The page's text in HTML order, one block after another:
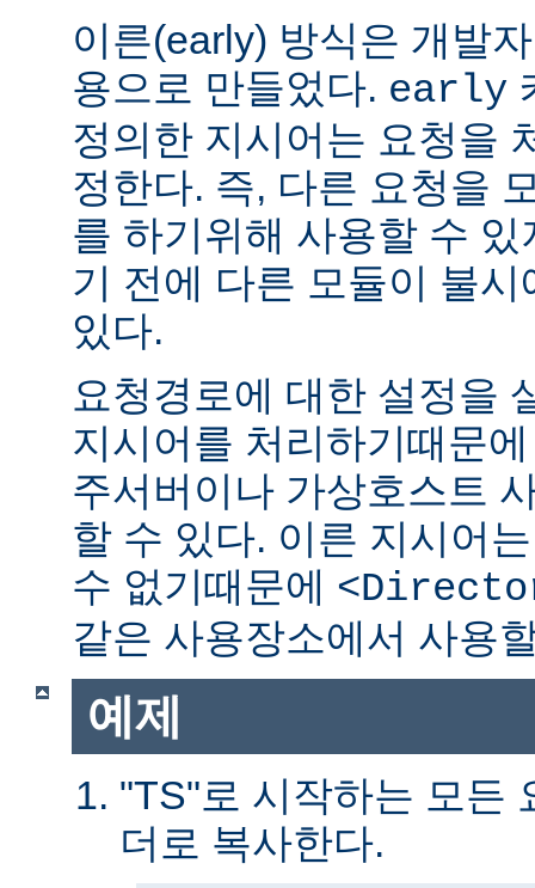
이른(early) 방식은 개발
용으로 만들었다. early
정의한 지시어는 요청을
정한다. 즉, 다른 요청을
를 하기위해 사용할 수
기 전에 다른 모듈이 불
있다.
요청경로에 대한 설정을
지시어를 처리하기때문
주서버이나 가상호스트
할 수 있다. 이른 지시어
수 없기때문에
같은 사용장소에서 사용
예제
"TS"로 시작하는 모든
더로 복사한다.